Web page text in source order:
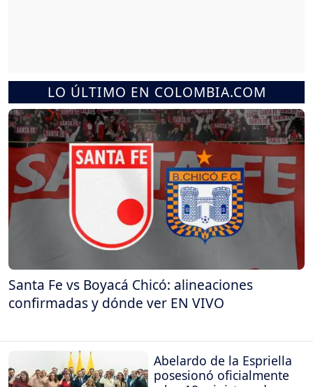
LO ÚLTIMO EN COLOMBIA.COM
Santa Fe vs Boyacá Chicó: alineaciones
confirmadas y dónde ver EN VIVO
Abelardo de la Espriella
posesionó oficialmente